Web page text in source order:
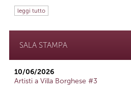
leggi tutto
SALA STAMPA
10/06/2026
Artisti a Villa Borghese #3